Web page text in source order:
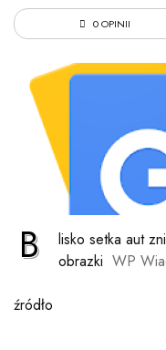
0 OPINII
B
lisko setka aut
obrazki WP
źródło